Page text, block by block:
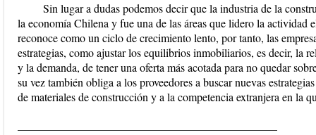
Sin lugar a dudas podemos decir que la industria de la
la economía Chilena y fue una de las áreas que lidero la actividad
reconoce como un ciclo de crecimiento lento, por tanto, las
estrategias, como ajustar los equilibrios inmobiliarios, es decir, la
y la demanda, de tener una oferta más acotada para no quedar
su vez también obliga a los proveedores a buscar nuevas
de materiales de construcción y a la competencia extranjera en la